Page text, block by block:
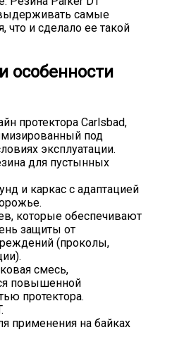
самые
что и сделало ее такой
особенности
протектора Carlsbad,
под
эксплуатации.
для пустынных
и каркас с адаптацией
которые обеспечивают
защиты от
(проколы,
смесь,
повышенной
протектора.
применения на байках